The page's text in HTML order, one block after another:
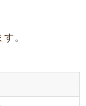
。